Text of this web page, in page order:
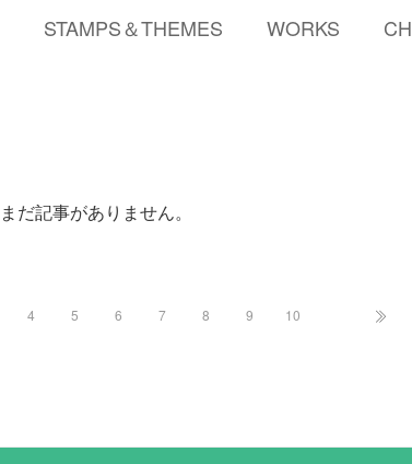
STAMPS＆THEMES WORKS
まだ記事がありません。
4 5 6 7 8 9 10